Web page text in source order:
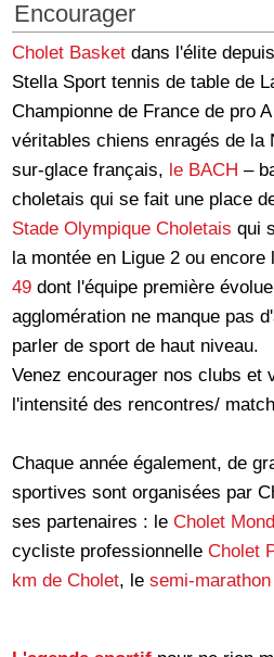
Encourager
Cholet Basket dans l'élite
Stella Sport tennis de table de
Championne de France de pro
véritables chiens enragés de la
sur-glace français, le BACH –
choletais qui se fait une place
Stade Olympique Choletais qui
la montée en Ligue 2 ou encore
49 dont l'équipe première
agglomération ne manque pas
parler de sport de haut niveau.
Venez encourager nos clubs et
l'intensité des rencontres/
Chaque année également, de
sportives sont organisées par
ses partenaires : leCholet
cycliste professionnelleCholet
km de Cholet, lesemi-